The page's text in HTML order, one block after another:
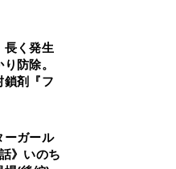
長く発生
防除。
鎖剤『フ
ーガール
》いのち